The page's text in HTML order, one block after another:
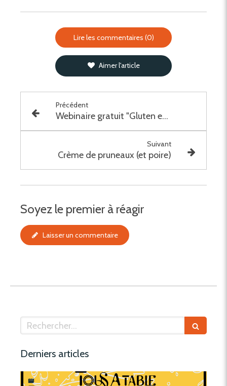
Lire les commentaires (0)
Aimer l'article
Précédent
Webinaire gratuit "Gluten et TND", le 11 février 2026 à 18h30
Suivant
Crème de pruneaux (et poire)
Soyez le premier à réagir
Laisser un commentaire
Rechercher
Derniers articles